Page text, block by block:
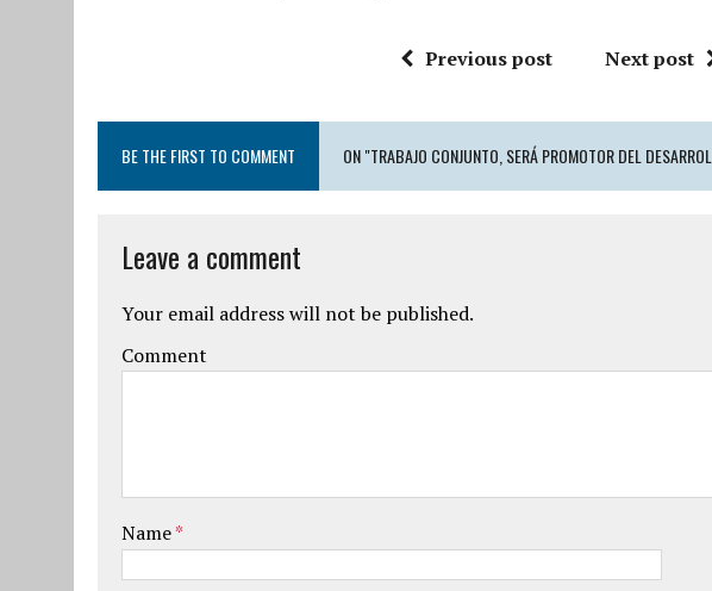
Previous post Next post
BE THE FIRST TO COMMENT ON "TRABAJO CONJUNTO, SERÁ PROMOTOR DEL
Leave a comment
Your email address will not be published.
Comment
Name*